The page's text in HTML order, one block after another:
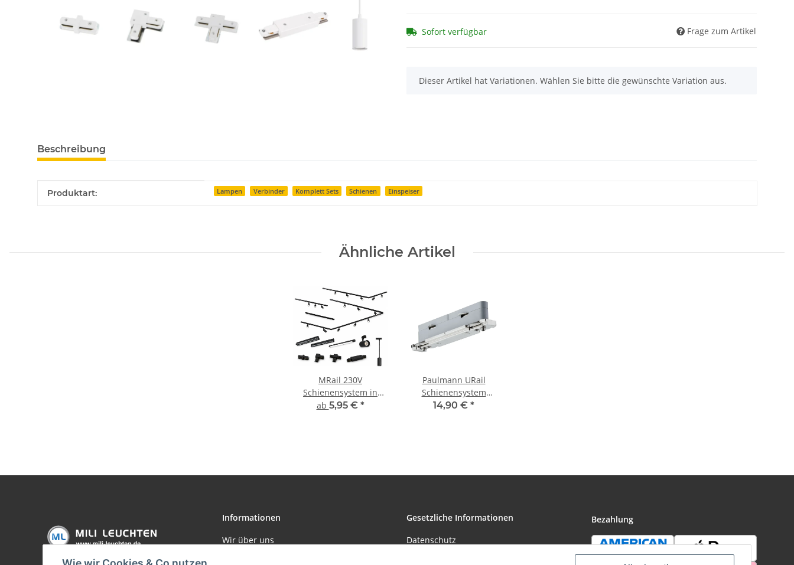
Sofort verfügbar Frage zum Artikel
x
Dieser Artikel hat Variationen. Wählen Sie bitte die gewünschte Variation aus.
Beschreibung
Produkteigenschaft
Wert
Produktart: Lampen Verbinder Komplett Sets Schienen Einspeiser
Ähnliche Artikel
MRail 230V
Schienensystem in
Schwarz GU10 Spots
ab 5,95 € *
Paulmann URail
Schienensystem
Light&Easy Linien
14,90 € *
Informationen
Wir über uns
Gesetzliche Informationen
Datenschutz
Bezahlung